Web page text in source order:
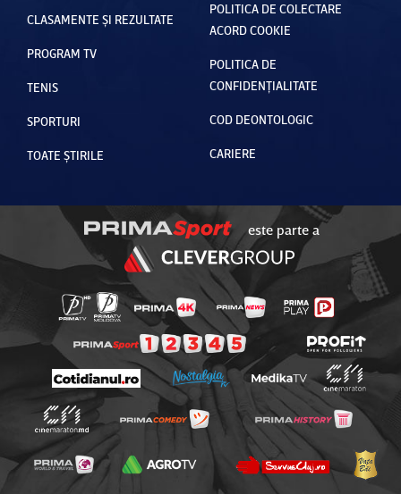
CLASAMENTE ȘI REZULTATE
PROGRAM TV
TENIS
SPORTURI
TOATE ȘTIRILE
POLITICA DE COLECTARE
ACORD COOKIE
POLITICA DE
CONFIDENȚIALITATE
COD DEONTOLOGIC
CARIERE
este parte a